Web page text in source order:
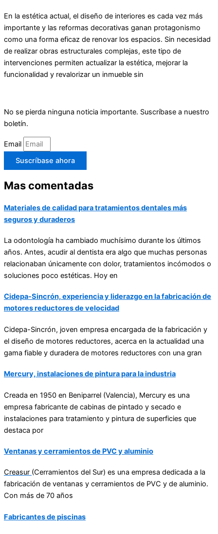
En la estética actual, el diseño de interiores es cada vez más
importante y las reformas decorativas ganan protagonismo
como una forma eficaz de renovar los espacios. Sin necesidad
de realizar obras estructurales complejas, este tipo de
intervenciones permiten actualizar la estética, mejorar la
funcionalidad y revalorizar un inmueble sin
No se pierda ninguna noticia importante. Suscríbase a nuestro
boletín.
Email
Suscríbase ahora
Mas comentadas
Materiales de calidad para tratamientos dentales más
seguros y duraderos
La odontología ha cambiado muchísimo durante los últimos
años. Antes, acudir al dentista era algo que muchas personas
relacionaban únicamente con dolor, tratamientos incómodos o
soluciones poco estéticas. Hoy en
Cidepa-Sincrón, experiencia y liderazgo en la fabricación de
motores reductores de velocidad
Cidepa-Sincrón, joven empresa encargada de la fabricación y
el diseño de motores reductores, acerca en la actualidad una
gama fiable y duradera de motores reductores con una gran
Mercury, instalaciones de pintura para la industria
Creada en 1950 en Beniparrel (Valencia), Mercury es una
empresa fabricante de cabinas de pintado y secado e
instalaciones para tratamiento y pintura de superficies que
destaca por
Ventanas y cerramientos de PVC y aluminio
Creasur (Cerramientos del Sur) es una empresa dedicada a la
fabricación de ventanas y cerramientos de PVC y de aluminio.
Con más de 70 años
Fabricantes de piscinas